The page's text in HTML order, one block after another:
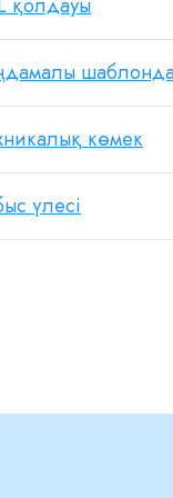
көмек
үлесі